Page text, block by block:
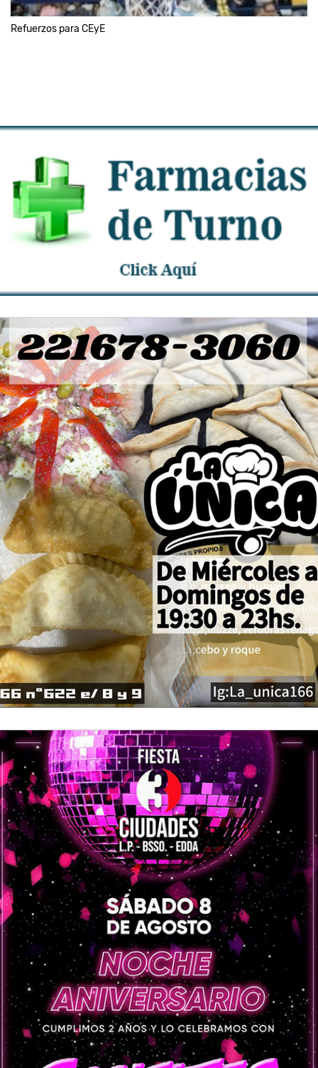
Refuerzos para CEyE